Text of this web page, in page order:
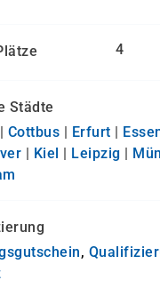
4
Städte
Cottbus Erfurt
Kiel Leipzig
,